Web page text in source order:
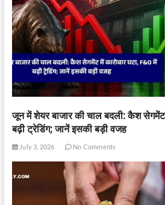
जून में शेयर बाजार की चाल बदली: कैश सेगमेंट
बढ़ी ट्रेडिंग; जानें इसकी बड़ी वजह
July 3, 2026 No Comments